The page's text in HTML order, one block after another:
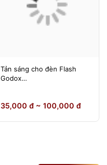
Tản sáng cho đèn Flash
Godox
860III, Yongnuo 560II/565EX,
35,000 đ ~ 100,000 đ